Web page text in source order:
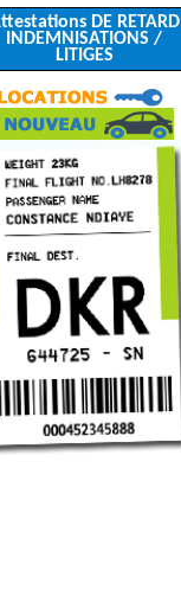
DE RETARD
INDEMNISATIONS /
LITIGES